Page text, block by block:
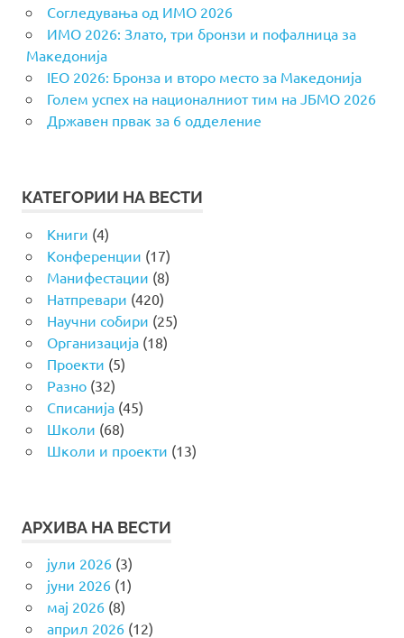
Согледувања од ИМО 2026
ИМО 2026: Злато, три бронзи и пофалница за
Македонија
IEO 2026: Бронза и второ место за Македонија
Голем успех на националниот тим на ЈБМО 2026
Државен првак за 6 одделение
КАТЕГОРИИ НА ВЕСТИ
Книги (4)
Конференции (17)
Манифестации (8)
Натпревари (420)
Научни собири (25)
Организација(18)
Проекти (5)
Разно(32)
Списанија(45)
Школи (68)
Школи и проекти (13)
АРХИВА НА ВЕСТИ
јули 2026(3)
јуни 2026(1)
мај 2026(8)
април 2026(12)